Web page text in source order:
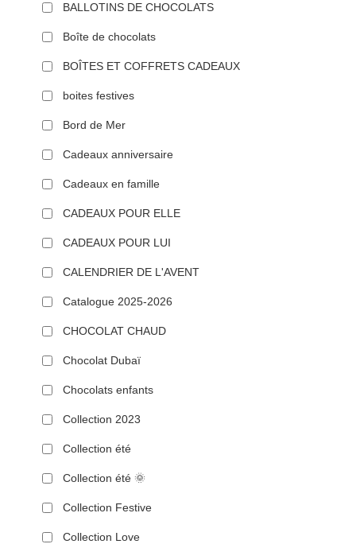
BALLOTINS DE CHOCOLATS
Boîte de chocolats
BOÎTES ET COFFRETS CADEAUX
boites festives
Bord de Mer
Cadeaux anniversaire
Cadeaux en famille
CADEAUX POUR ELLE
CADEAUX POUR LUI
CALENDRIER DE L'AVENT
Catalogue 2025-2026
CHOCOLAT CHAUD
Chocolat Dubaï
Chocolats enfants
Collection 2023
Collection été
Collection été 🌞
Collection Festive
Collection Love